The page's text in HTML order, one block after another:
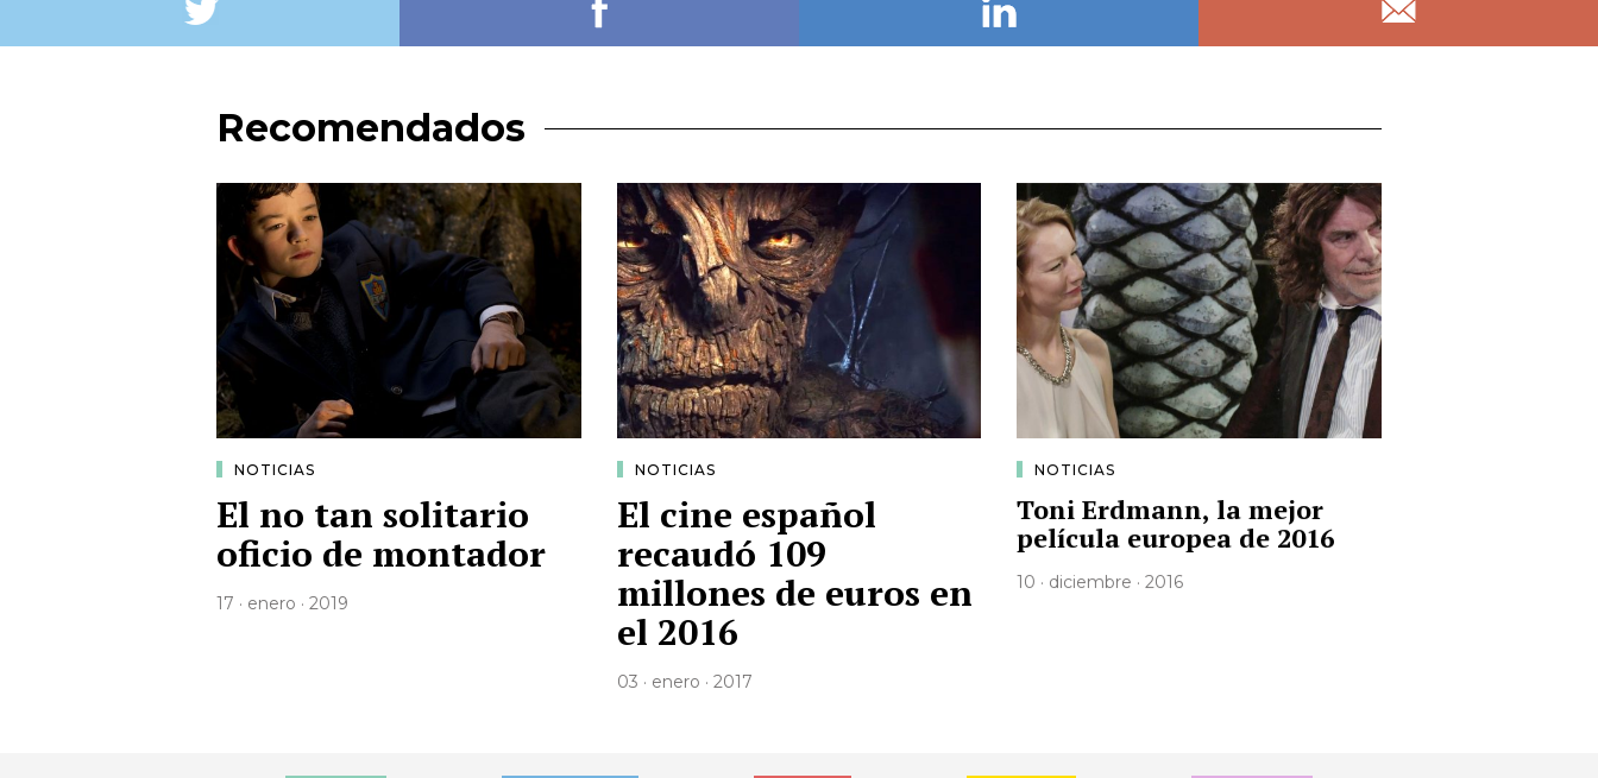
Recomendados
NOTICIAS
El no tan solitario
oficio de montador
17 · enero · 2019
NOTICIAS
El cine español
recaudó 109
millones de euros en
el 2016
03 · enero · 2017
NOTICIAS
Toni Erdmann, la mejor
película europea de 2016
10 · diciembre · 2016